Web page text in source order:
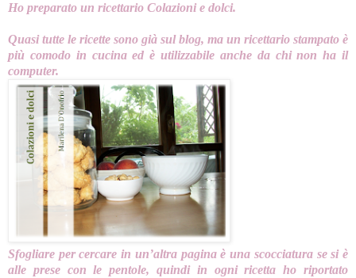
Ho preparato un ricettario Colazioni e dolci.
Quasi tutte le ricette sono già sul blog, ma un ricettario stampato è
più comodo in cucina ed è utilizzabile anche da chi non ha il
computer.
Sfogliare per cercare in un’altra pagina è una scocciatura se si è
alle prese con le pentole, quindi in ogni ricetta ho riportato